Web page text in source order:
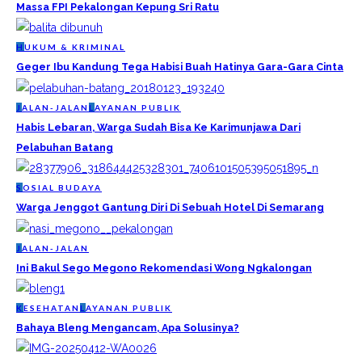
Massa FPI Pekalongan Kepung Sri Ratu
H UKUM & KRIMINAL
Geger Ibu Kandung Tega Habisi Buah Hatinya Gara-Gara Cinta
J ALAN-JALAN L AYANAN PUBLIK
Habis Lebaran, Warga Sudah Bisa Ke Karimunjawa Dari
Pelabuhan Batang
S OSIAL BUDAYA
Warga Jenggot Gantung Diri Di Sebuah Hotel Di Semarang
J ALAN-JALAN
Ini Bakul Sego Megono Rekomendasi Wong Ngkalongan
KESEHATAN L AYANAN PUBLIK
Bahaya Bleng Mengancam, Apa Solusinya?